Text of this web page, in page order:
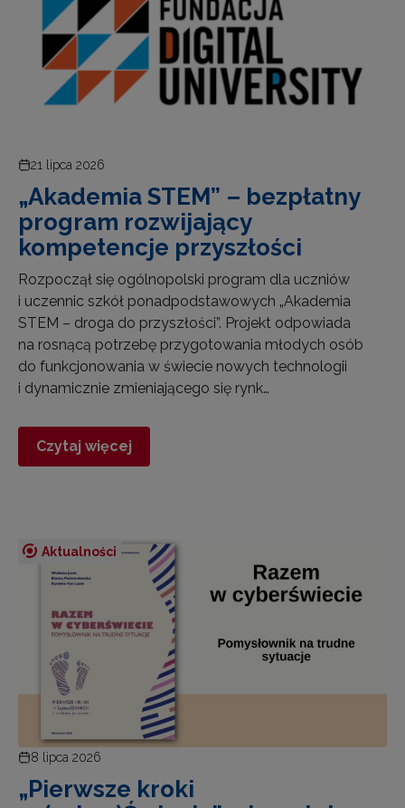
21 lipca 2026
„Akademia STEM” – bezpłatny
program rozwijający
kompetencje przyszłości
Rozpoczął się ogólnopolski program dla uczniów
i uczennic szkół ponadpodstawowych „Akademia
STEM – droga do przyszłości”. Projekt odpowiada
na rosnącą potrzebę przygotowania młodych osób
do funkcjonowania w świecie nowych technologii
i dynamicznie zmieniającego się rynk…
Czytaj więcej
Aktualności
8 lipca 2026
„Pierwsze kroki